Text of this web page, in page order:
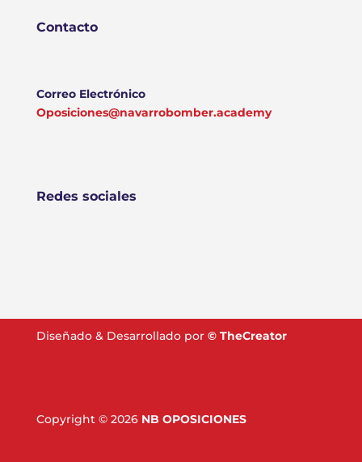
Contacto
Correo Electrónico
Oposiciones@navarrobomber.academy
Redes sociales
Diseñado & Desarrollado por © TheCreator
Copyright © 2026 NB OPOSICIONES